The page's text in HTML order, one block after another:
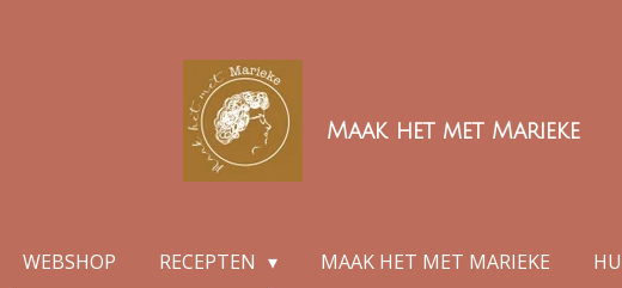
Maak het met Marieke
WEBSHOP RECEPTEN MAAK HET MET MARIEKE